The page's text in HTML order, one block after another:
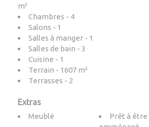
m²
Chambres - 4
Salons - 1
Salles à manger - 1
Salles de bain - 3
Cuisine - 1
Terrain - 1607 m²
Terrasses - 2
Extras
Meublé
Prêt à être